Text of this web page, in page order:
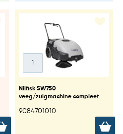
Nilfisk SW750
veeg/zuigmachine compleet
9084701010